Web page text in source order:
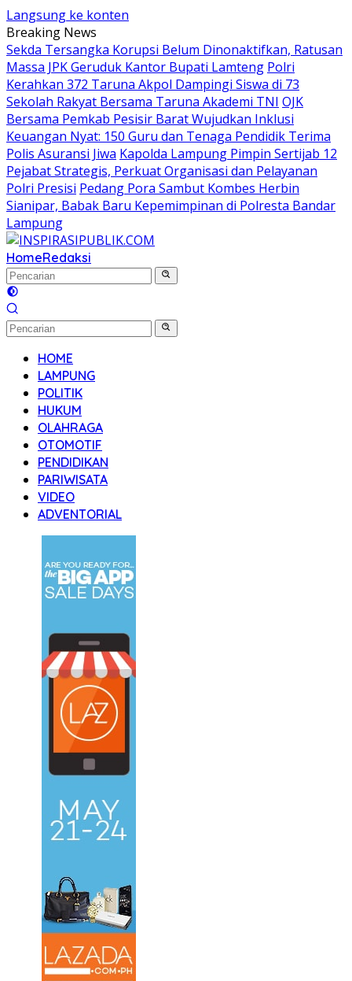
Langsung ke konten
Breaking News
Sekda Tersangka Korupsi Belum Dinonaktifkan, Ratusan
Massa JPK Geruduk Kantor Bupati Lamteng Polri
Kerahkan 372 Taruna Akpol Dampingi Siswa di 73
Sekolah Rakyat Bersama Taruna Akademi TNI OJK
Bersama Pemkab Pesisir Barat Wujudkan Inklusi
Keuangan Nyat: 150 Guru dan Tenaga Pendidik Terima
Polis Asuransi Jiwa Kapolda Lampung Pimpin Sertijab 12
Pejabat Strategis, Perkuat Organisasi dan Pelayanan
Polri Presisi Pedang Pora Sambut Kombes Herbin
Sianipar, Babak Baru Kepemimpinan di Polresta Bandar
Lampung
HomeRedaksi
HOME
LAMPUNG
POLITIK
HUKUM
OLAHRAGA
OTOMOTIF
PENDIDIKAN
PARIWISATA
VIDEO
ADVENTORIAL